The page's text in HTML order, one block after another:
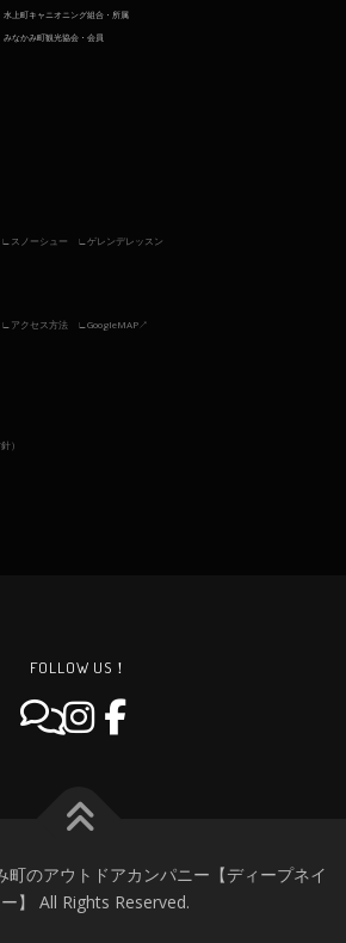
水上町キャニオニング組合・所属
みなかみ町観光協会・会員
スノーシュー ゲレンデレッスン
アクセス方法 GoogleMAP↗︎
）
FOLLOW US！
のアウトドアカンパニー【ディープネイ
】 All Rights Reserved.